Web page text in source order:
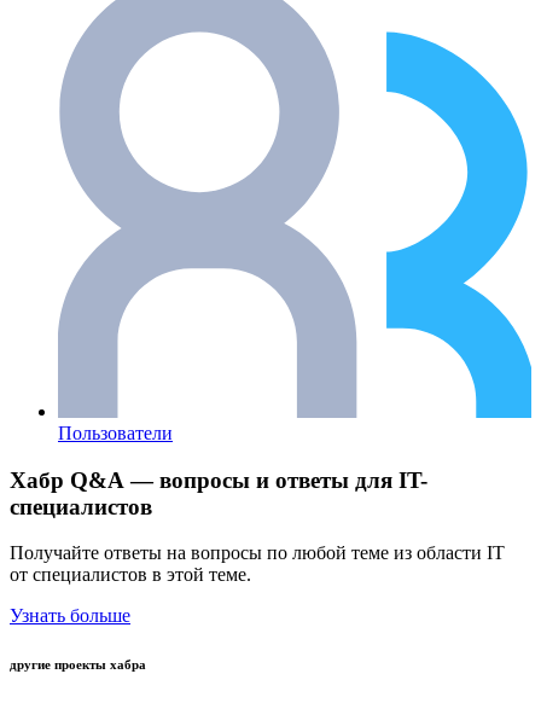
Пользователи
Хабр Q&A — вопросы и ответы для IT-
специалистов
Получайте ответы на вопросы по любой теме из области IT
от специалистов в этой теме.
Узнать больше
другие проекты хабра